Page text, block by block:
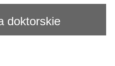
doktorskie